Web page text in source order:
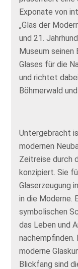
Exponate von
„Glas der
und 21.
Museum seinen
Glases für die
und richtet
Böhmerwald
Untergebracht
modernen
Zeitreise durch
konzipiert. Sie
Glaserzeugung
in die Moderne.
symbolischen
das Leben und
moderne
Blickfang sind